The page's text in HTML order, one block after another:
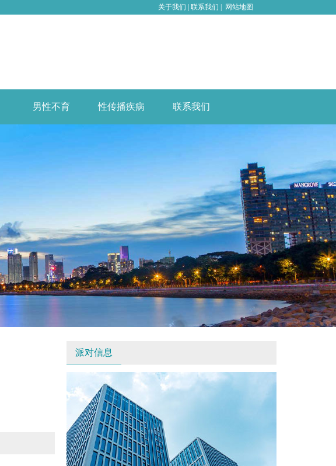
关于我们 联系我们 网站地图
男性不育 性传播疾病 联系我们
派对信息